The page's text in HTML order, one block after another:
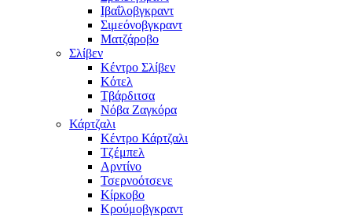
Ιβαΐλοβγκραντ
Σιμεόνοβγκραντ
Ματζάροβο
Σλίβεν
Κέντρο Σλίβεν
Κότελ
Τβάρδιτσα
Νόβα Ζαγκόρα
Κάρτζαλι
Κέντρο Κάρτζαλι
Τζέμπελ
Αρντίνο
Τσερνοότσενε
Κίρκοβο
Κρούμοβγκραντ